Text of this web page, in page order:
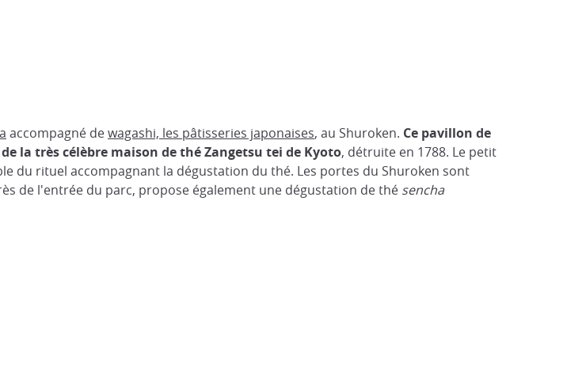
accompagné dewagashi, les pâtisseries japonaises, au Shuroken. Ce pavillon de
la très célèbre maison de thé Zangetsu tei de Kyoto, détruite en 1788. Le petit
du rituel accompagnant la dégustation du thé. Les portes du Shuroken sont
de l'entrée du parc, propose également une dégustation de thé sencha